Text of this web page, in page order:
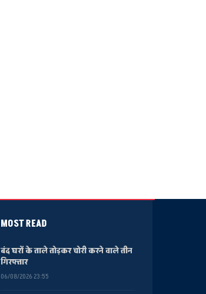
MOST READ
बंद घरों के ताले तोड़कर चोरी करने वाले तीन
गिरफ्तार
06/08/2026 23:55